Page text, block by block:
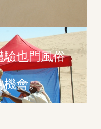
也門風俗
機會。